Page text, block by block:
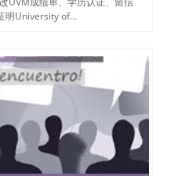
明University of...